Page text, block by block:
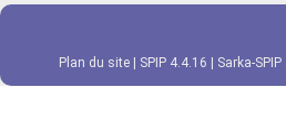
Plan du site SPIP 4.4.16 Sarka-SPIP